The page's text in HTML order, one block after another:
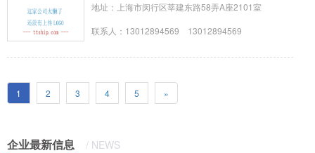
地址：上海市闵行区莘建东路58弄A座2101室
联系人：13012894569 13012894569
1 2 3 4 5 »
企业最新信息 / NEWS